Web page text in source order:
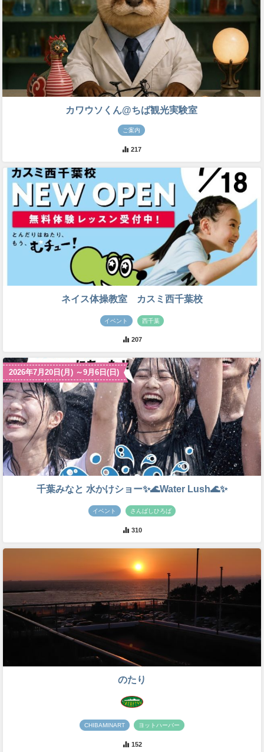
カワウソくん@ちば観光実験室
ご案内
217
ネイス体操教室 カスミ西千葉校
イベント 西千葉
207
2026年7月20日(月) ～9月6日(日)
千葉みなと 水かけショー✨🌊Water Lush🌊✨
イベント さんばしひろば
310
のたり
CHIBAMINART ヨットハーバー
152